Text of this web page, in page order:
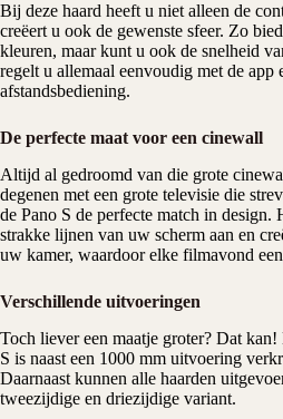
Bij deze haard heeft u niet alleen de
creëert u ook de gewenste sfeer. Zo
kleuren, maar kunt u ook de snelheid
regelt u allemaal eenvoudig met de app
afstandsbediening.
De perfecte maat voor een cinewall
Altijd al gedroomd van die grote
degenen met een grote televisie die
de Pano S de perfecte match in design.
strakke lijnen van uw scherm aan en
uw kamer, waardoor elke filmavond
Verschillende uitvoeringen
Toch liever een maatje groter? Dat
S is naast een 1000 mm uitvoering
Daarnaast kunnen alle haarden
tweezijdige en driezijdige variant.